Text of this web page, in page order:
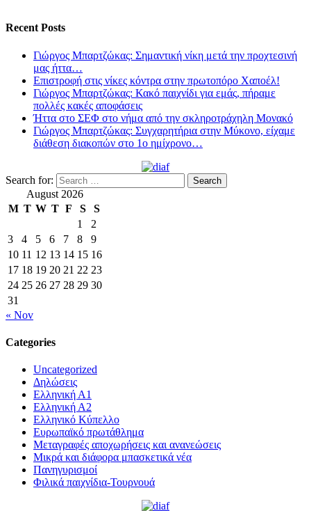
Recent Posts
Γιώργος Μπαρτζώκας: Σημαντική νίκη μετά την προχτεσινή
μας ήττα…
Επιστροφή στις νίκες κόντρα στην πρωτοπόρο Χαποέλ!
Γιώργος Μπαρτζώκας: Κακό παιχνίδι για εμάς, πήραμε
πολλές κακές αποφάσεις
Ήττα στο ΣΕΦ στο νήμα από την σκληροτράχηλη Μονακό
Γιώργος Μπαρτζώκας: Συγχαρητήρια στην Μύκονο, είχαμε
διάθεση διακοπών στο 1ο ημίχρονο…
Search for:
August 2026
M T W T F S
S
1
2
3
4 5 6 7 8
9
10 11 12 13 14 15 16
17 18 19 20 21 22 23
24 25 26 27 28 29 30
31
« Nov
Categories
Uncategorized
Δηλώσεις
Ελληνική Α1
Ελληνική Α2
Ελληνικό Κύπελλο
Ευρωπαϊκό πρωτάθλημα
Μεταγραφές αποχωρήσεις και ανανεώσεις
Μικρά και διάφορα μπασκετικά νέα
Πανηγυρισμοί
Φιλικά παιχνίδια-Τουρνουά